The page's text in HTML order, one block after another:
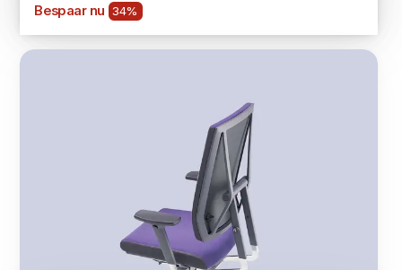
Bespaar nu 34%